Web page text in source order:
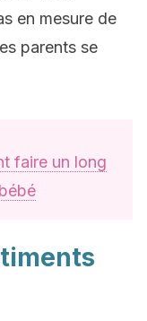
en mesure de
parents se
faire un long